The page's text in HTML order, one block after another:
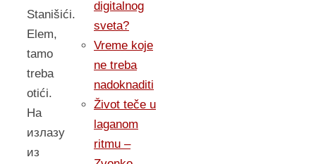
Stanišići.
Elem,
tamo
treba
otići.
На
излазу
из
digitalnog
sveta?
Vreme koje
ne treba
nadoknaditi
Život teče u
laganom
ritmu –